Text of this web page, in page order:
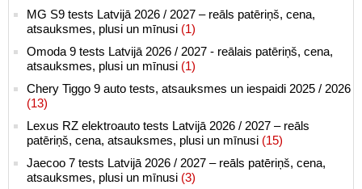
MG S9 tests Latvijā 2026 / 2027 – reāls patēriņš, cena,
atsauksmes, plusi un mīnusi (1)
Omoda 9 tests Latvijā 2026 / 2027 - reālais patēriņš, cena,
atsauksmes, plusi un mīnusi (1)
Chery Tiggo 9 auto tests, atsauksmes un iespaidi 2025 / 2026
(13)
Lexus RZ elektroauto tests Latvijā 2026 / 2027 – reāls
patēriņš, cena, atsauksmes, plusi un mīnusi (15)
Jaecoo 7 tests Latvijā 2026 / 2027 – reāls patēriņš, cena,
atsauksmes, plusi un mīnusi (3)